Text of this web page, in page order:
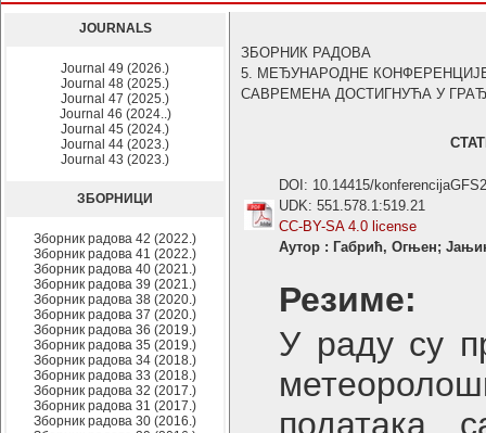
JOURNALS
Journal 49 (2026.)
Journal 48 (2025.)
Journal 47 (2025.)
Journal 46 (2024..)
Journal 45 (2024.)
Journal 44 (2023.)
Journal 43 (2023.)
ЗБОРНИЦИ
Зборник радова 42 (2022.)
Зборник радова 41 (2022.)
Зборник радова 40 (2021.)
Зборник радова 39 (2021.)
Зборник радова 38 (2020.)
Зборник радова 37 (2020.)
Зборник радова 36 (2019.)
Зборник радова 35 (2019.)
Зборник радова 34 (2018.)
Зборник радова 33 (2018.)
Зборник радова 32 (2017.)
Зборник радова 31 (2017.)
Зборник радова 30 (2016.)
ЗБОРНИК РАДОВА
5. МЕЂУНАРОДНЕ
САВРЕМЕНА ДОСТИГНУЋА У
DOI: 10.14415/
UDK: 551.578.1:519.21
CC-BY-SA 4.0 license
Аутор : Габрић, Огњен;
Резиме:
У раду су
података